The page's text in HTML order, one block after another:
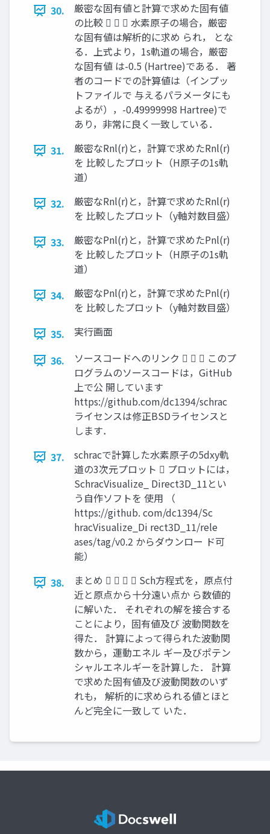
30.
厳密な固有値と計算で求めた固有値
の比較    水素原子の場合，厳密
な固有値は解析的に求め られ， とな
る．上式より，1s軌道の場合，厳密
な固有値 は-0.5 (Hartree)である． 著
者のコードでの計算値は（インプッ
トファイルで 与えるパラメータにも
よるが），-0.49999998 Hartree)で
あり，非常に良く一致している．
31.
厳密なRnl(r)と，計算で求めたRnl(r)
を 比較したプロット（H原子の1s軌
道）
32.
厳密なRnl(r)と，計算で求めたRnl(r)
を 比較したプロット（y軸対数目盛）
33.
厳密なPnl(r)と，計算で求めたPnl(r)
を 比較したプロット（H原子の1s軌
道）
34.
厳密なPnl(r)と，計算で求めたPnl(r)
を 比較したプロット（y軸対数目盛）
35.
実行画面
36.
ソースコードへのリンク    このプ
ログラムのソースコードは，GitHub
上で公 開しています
https://github.com/dc1394/schrac
ライセンスは修正BSDライセンスと
します．
37.
schracで計算した水素原子の5dxy軌
道の3次元プロット  プロットには，
SchracVisualize_ Direct3D_11とい
う自作ソフトを 使用 （
https://github. com/dc1394/Sc
hracVisualize_Di rect3D_11/rele
ases/tag/v0.2 からダウンロー ド可
能）
38.
まとめ     Sch方程式を，原点付
近と原点から十分遠い点か ら数値的
に解いた． それぞれの解を接合する
ことにより，固有値及び 波動関数を
得た． 計算によって得られた波動関
数から，運動エネル ギー及びポテン
シャルエネルギーを計算した． 計算
で求めた固有値及び波動関数のいず
れも， 解析的に求められる値とほと
んど完全に一致して いた．